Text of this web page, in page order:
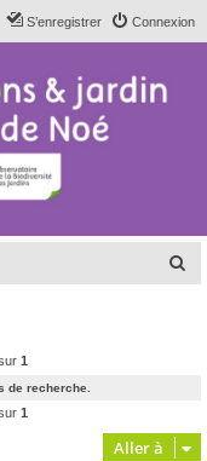
Connexion
S’enregistrer
c
1
de recherche.
1
Aller à